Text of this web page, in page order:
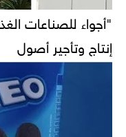
"أجواء للصناعات
إنتاج وتأجير أصول